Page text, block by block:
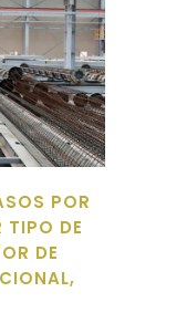
POR
TIPO DE
DE
,